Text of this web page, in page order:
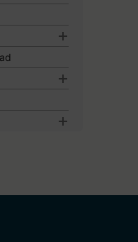
ja tarvikud